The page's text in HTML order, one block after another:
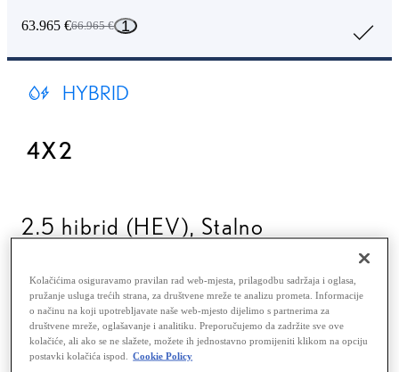
63.965 €66.965 € 1
HYBRID
4X2
2.5 hibrid (HEV), Stalno
Ubrzanje 0-100 km/h (s)
8,8 sek
Kolačićima osiguravamo pravilan rad web-mjesta, prilagodbu sadržaja i oglasa,
pružanje usluga trećih strana, za društvene mreže te analizu prometa. Informacije
o načinu na koji upotrebljavate naše web-mjesto dijelimo s partnerima za
društvene mreže, oglašavanje i analitiku. Preporučujemo da zadržite sve ove
kolačiće, ali ako se ne slažete, možete ih jednostavno promijeniti klikom na opciju
postavki kolačića ispod.
Cookie Policy